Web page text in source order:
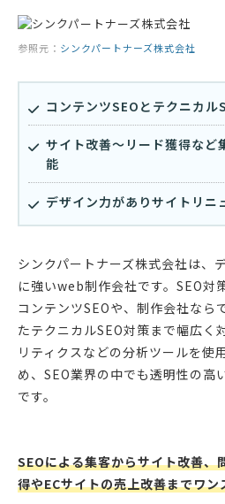
参照元： シンクパートナーズ株式会社
コンテンツSEOとテクニカル
サイト改善〜リード獲得など
能
デザイン力がありサイトリニ
シンクパートナーズ株式会社は、
に強いweb制作会社です。SEO対
コンテンツSEOや、制作会社なら
たテクニカルSEO対策まで幅広
リティクスなどの分析ツールを使
め、SEO業界の中でも透明性の高
です。
SEOによる集客からサイト改善、
得やECサイトの売上改善までワ